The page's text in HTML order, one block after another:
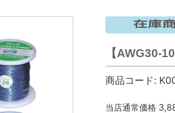
【AWG30-
商品コード:
当店通常価格